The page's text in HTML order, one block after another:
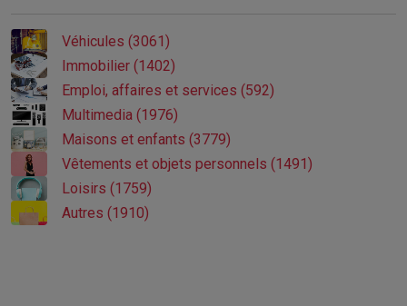
Véhicules (3061)
Immobilier (1402)
Emploi, affaires et services (592)
Multimedia (1976)
Maisons et enfants (3779)
Vêtements et objets personnels (1491)
Loisirs (1759)
Autres (1910)